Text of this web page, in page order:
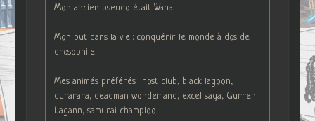
Mon ancien pseudo était Waha
Mon but dans la vie : conquérir le monde à dos de
drosophile
Mes animés préférés : host club, black lagoon,
durarara, deadman wonderland, excel saga, Gurren
Lagann, samurai champloo